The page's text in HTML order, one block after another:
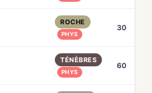
ROCHE
PHYS
30
TÉNÈBRES
PHYS
60